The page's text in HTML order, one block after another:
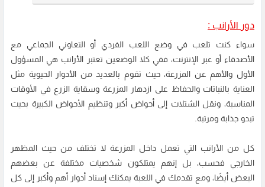
دور الأرانب :
سواء كنت تلعب في وضع اللعب الفردي أو التعاوني الجماعي مع
الأصدقاء أو عبر الإنترنت، ففي كلا الوضعين تعتبر الأرانب هي المسؤول
الأول والأهم عن المزرعة، حيث تقوم بالعديد من الأدوار الحيوية مثل
العناية بالنباتات والحفاظ على ازدهار المزرعة وسقاية الزرع في الأوقات
المناسبة، ونقل الشتلات إلى أحواض أكبر وتنظيم الأحواض الكبيرة بحيث
تبدو جذابة ومرتبة.
كل من الأرانب التي تعمل داخل المزرعة لا تختلف من حيث المظهر
الخارجي فحسب، بل إنهم يمتلكون شخصيات مختلفة عن بعضهم
البعض أيضًا، ومع تقدمك في اللعبة يمكنك إسناد أدوار أهم وأكبر إلى كل